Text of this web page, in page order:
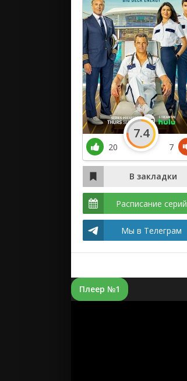
20
7.4
7
Расписание серий
Мы в Телеграм
Плеер №1